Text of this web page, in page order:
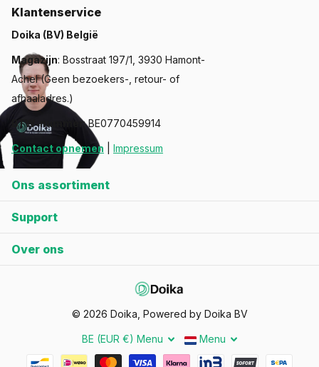
Ons assortiment
Support
Over ons
Klantenservice
Doika (BV) België
Magazijn: Bosstraat 197/1, 3930 Hamont-
Achel (Geen bezoekers-, retour- of
afhaaladres.)
BTW-nummer: BE0770459914
Contact opnemen Impressum
© 2026 Doika, Powered by Doika BV
BE (EUR €) Menu Menu